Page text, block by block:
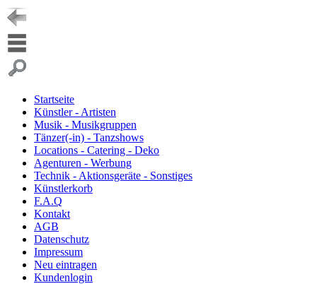
Startseite
Künstler - Artisten
Musik - Musikgruppen
Tänzer(-in) - Tanzshows
Locations - Catering - Deko
Agenturen - Werbung
Technik - Aktionsgeräte - Sonstiges
Künstlerkorb
F.A.Q
Kontakt
AGB
Datenschutz
Impressum
Neu eintragen
Kundenlogin